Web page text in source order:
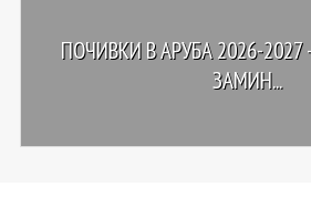
ПОЧИВКИ В АРУБА 2026-
ЗАМИН...